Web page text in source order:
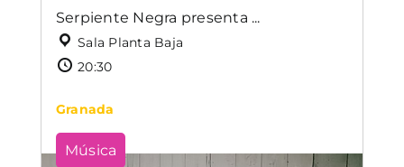
Serpiente Negra presenta ...
Sala Planta Baja
20:30
Granada
Música